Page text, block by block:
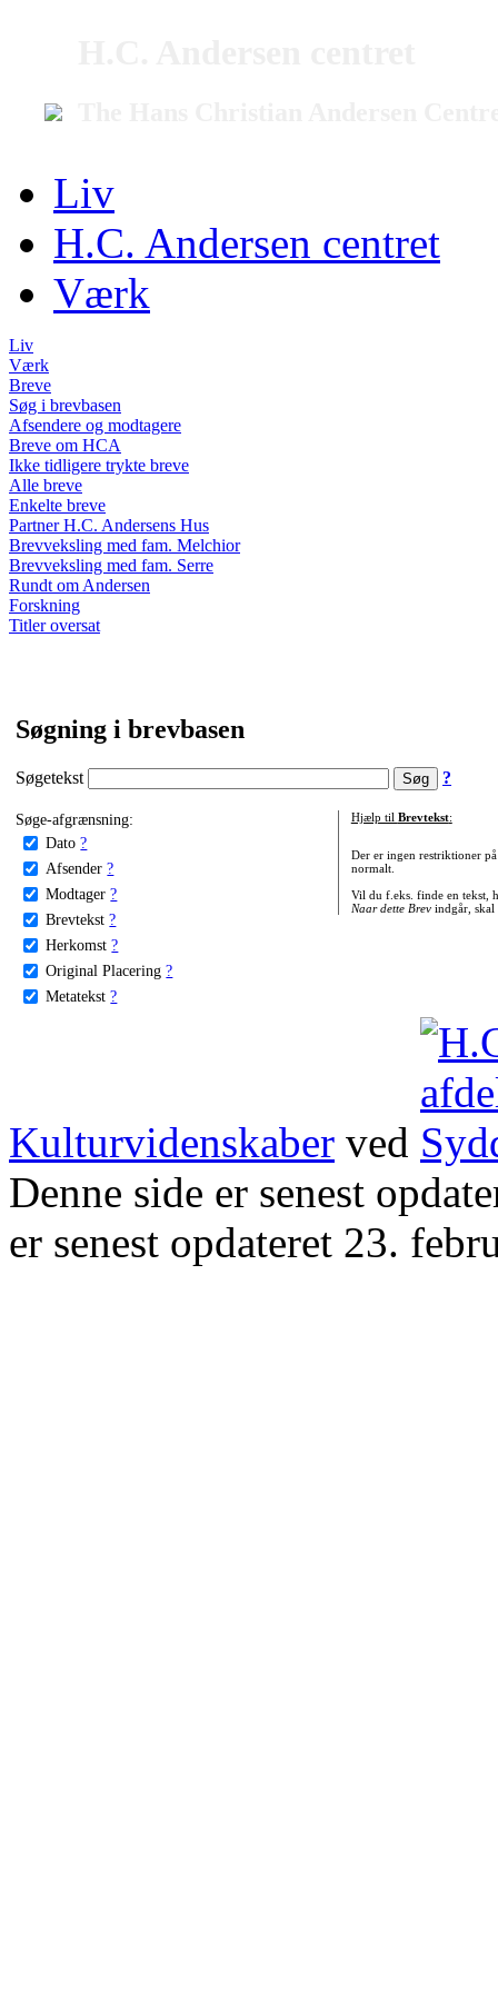
Liv
H.C. Andersen centret
Værk
Liv
Værk
Breve
Søg i brevbasen
Afsendere og modtagere
Breve om HCA
Ikke tidligere trykte breve
Alle breve
Enkelte breve
Partner H.C. Andersens Hus
Brevveksling med fam. Melchior
Brevveksling med fam. Serre
Rundt om Andersen
Forskning
Titler oversat
Søgning i brevbasen
Søgetekst ?
Søge-afgrænsning:
Dato ?
Afsender ?
Modtager ?
Brevtekst ?
Herkomst ?
Original Placering ?
Metatekst ?
Hjælp til Brevtekst:
Der er ingen restriktioner
normalt.
Vil du f.eks. finde en tekst,
Naar dette Brevindgår, skal
Kulturvidenskaber ved
Denne side er senest
er senest opdateret 23.